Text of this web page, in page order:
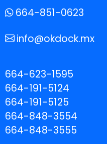
664-851-0623
info@okdock.mx
664-623-1595
664-191-5124
664-191-5125
664-848-3554
664-848-3555